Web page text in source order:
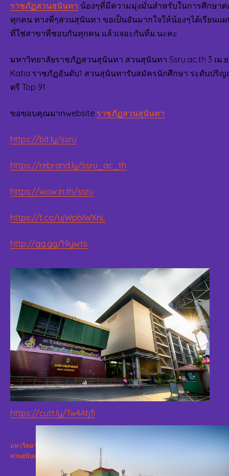
ราชภัฏสวนสุนันทา น้องๆที่มีความมุ่งมั่นสำหรับในการศึกษาต่
ทุกคน ทางพี่ๆสวนสุนันทา ขอเป็นอันมากใจให้น้องๆได้เรียนแ
ที่ใช่สาขาที่ชอบกันทุกคน แล้วเจอะกันที่ม.นะคะ
มหาวิทยาลัยราชภัฏสวนสุนันทา สวนสุนันทา Ssru.ac.th 3 เม.ย
Katia ราชภัฏอันดับ1 สวนสุนันทารับสมัครนักศึกษา ระดับปริ
ตรี Top 91
ขอขอบคุณมากwebsite ราชภัฏสวนสุนันทา
https://bit.ly/ssru
https://rebrand.ly/ssru_ac_th
https://wow.in.th/ssru
https://t.co/ujWpbiWXnL
http://gg.gg/19ywts
https://cutt.ly/Tw4Atjfi
มหาวิทยาลัย
สวนสุนันทา